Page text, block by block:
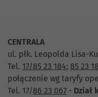
CENTRALA
ul. płk. Leopolda Lisa-
Tel. 17/85 23 184; 85 23
połączenie wg taryfy
Tel. 17/86 23 067 - Dział